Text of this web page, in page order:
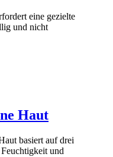
eine gezielte
und nicht
Haut
basiert auf drei
und